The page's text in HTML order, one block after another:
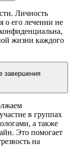
Личность
о его лечении не
жизни каждого
завершения
в группах
а также
Это помогает
на